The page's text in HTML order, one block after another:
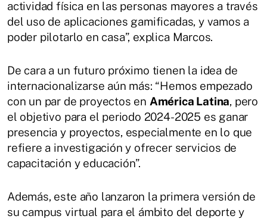
actividad física en las personas mayores a través
del uso de aplicaciones gamificadas, y vamos a
poder pilotarlo en casa”, explica Marcos.
De cara a un futuro próximo tienen la idea de
internacionalizarse aún más: “Hemos empezado
con un par de proyectos en América Latina, pero
el objetivo para el periodo 2024-2025 es ganar
presencia y proyectos, especialmente en lo que
refiere a investigación y ofrecer servicios de
capacitación y educación”.
Además, este año lanzaron la primera versión de
su campus virtual para el ámbito del deporte y